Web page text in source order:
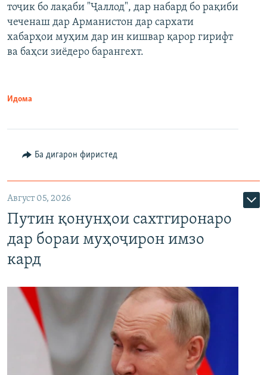
Auto 240p 360p 480p
720p 1080p
480p
тоҷик бо лақаби "Ҷаллод", дар набард бо рақиби
чеченаш дар Арманистон дар сархати
хабарҳои муҳим дар ин кишвар қарор гирифт
ва баҳси зиёдеро барангехт.
Идома
Ба дигарон фиристед
Август 05, 2026
Путин қонунҳои сахтгиронаро
дар бораи муҳоҷирон имзо
кард